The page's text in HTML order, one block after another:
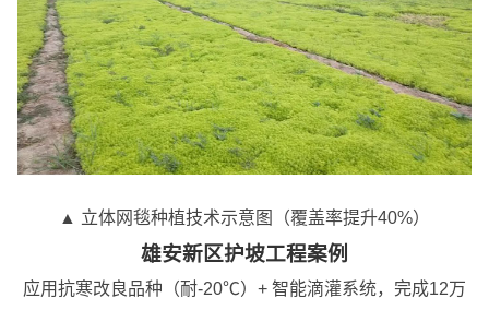
▲ 立体网毯种植技术示意图（覆盖率提升40%）
雄安新区护坡工程案例
应用抗寒改良品种（耐-20℃）+ 智能滴灌系统，完成12万